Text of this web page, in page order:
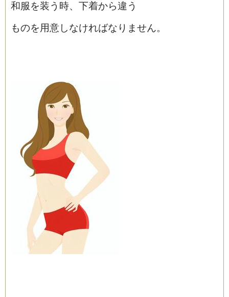
和服を装う時、下着から違う
ものを用意しなければなりません。